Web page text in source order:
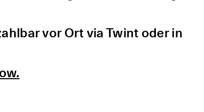
vor Ort via Twint oder in